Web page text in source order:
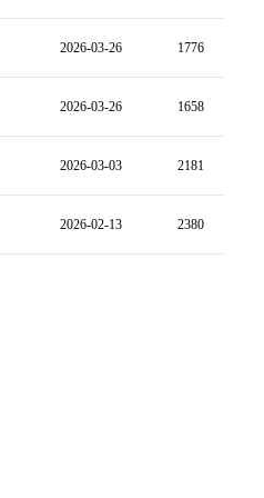
2026-03-26 1776
2026-03-26 1658
2026-03-03 2181
2026-02-13 2380